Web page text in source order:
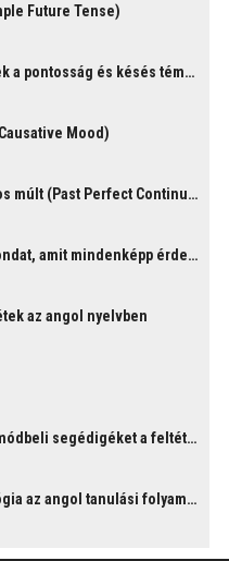
Future Tense)
Idiómák és kifejezések a pontosság és késés témakörében
Mood)
A befejezett folyamatos múlt (Past Perfect Continuous Tense)
Az 50 leggyakoribb mondat, amit mindenképp érdemes tudni
az angol nyelvben
Hogyan használjuk a módbeli segédigéket a feltételes mondatszerkezetekben?
Hogyan hat a technológia az angol tanulási folyamatokra?